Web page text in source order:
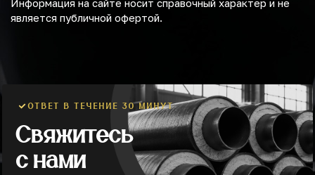
Информация на сайте носит справочный характер и не
является публичной офертой.
ОТВЕТ В ТЕЧЕНИЕ 30 МИНУТ
Свяжитесь
с нами